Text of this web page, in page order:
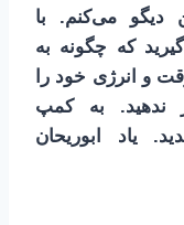
دیگو می‌کنم. با
که چگونه به
و انرژی خود را
ندهید. به کمپ
یاد ابوریحان